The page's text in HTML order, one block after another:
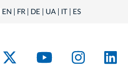
EN FR DE UA IT ES
Kraków - X
Kraków -